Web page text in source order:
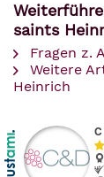
saints
Fragen z.
Weitere
Heinrich